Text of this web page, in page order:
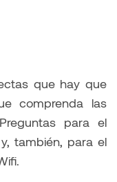
que hay que
comprenda las
para el
también, para el